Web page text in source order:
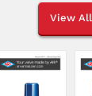
View All